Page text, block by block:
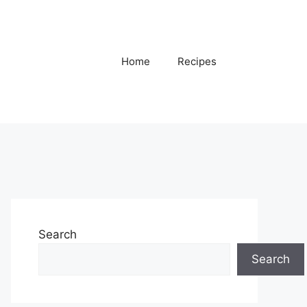
Home Recipes
Search
Search